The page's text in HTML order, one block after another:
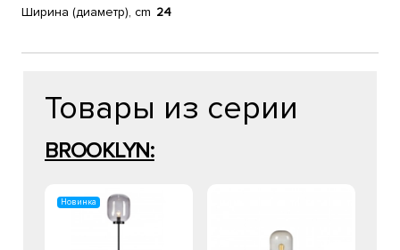
Ширина (диаметр), cm 24
Товары из серии
BROOKLYN:
Новинка